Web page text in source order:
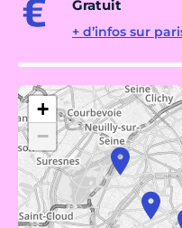
Gratuit
+ d’infos sur
+
−